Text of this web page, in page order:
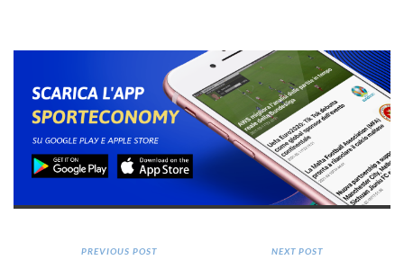
PREVIOUS POST NEXT POST